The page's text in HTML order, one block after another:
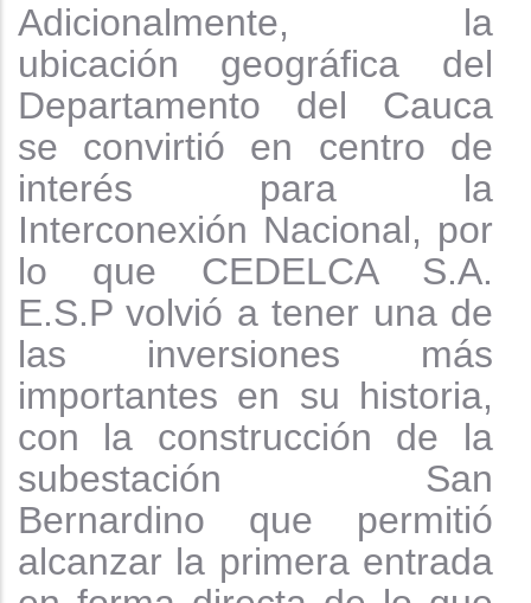
Adicionalmente, la
ubicación geográfica del
Departamento del Cauca
se convirtió en centro de
interés para la
Interconexión Nacional, por
lo que CEDELCA S.A.
E.S.P volvió a tener una de
las inversiones más
importantes en su historia,
con la construcción de la
subestación San
Bernardino que permitió
alcanzar la primera entrada